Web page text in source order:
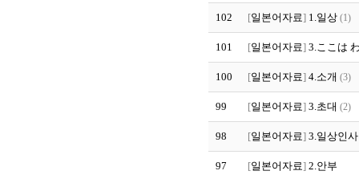
102 [일본어자료] 1.일상 (1)
101 [일본어자료] 3.ここは
100 [일본어자료] 4.소개 (3)
99 [일본어자료] 3.초대 (2)
98 [일본어자료] 3.일상인사
97 [일본어자료] 2.안부